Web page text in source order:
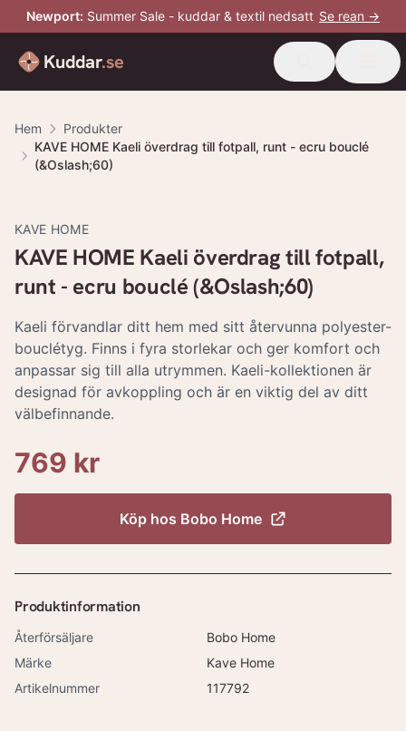
Newport: Summer Sale - kuddar & textil nedsatt Se rean →
Kuddar.se
Hem
Produkter
KAVE HOME Kaeli överdrag till fotpall, runt - ecru bouclé
(&Oslash;60)
KAVE HOME
KAVE HOME Kaeli överdrag till fotpall,
runt - ecru bouclé (&Oslash;60)
Kaeli förvandlar ditt hem med sitt återvunna polyester-
bouclétyg. Finns i fyra storlekar och ger komfort och
anpassar sig till alla utrymmen. Kaeli-kollektionen är
designad för avkoppling och är en viktig del av ditt
välbefinnande.
769 kr
Köp hos Bobo Home
Produktinformation
Återförsäljare
Bobo Home
Märke
Kave Home
Artikelnummer
117792